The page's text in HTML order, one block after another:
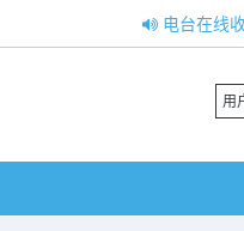
电台在线
用